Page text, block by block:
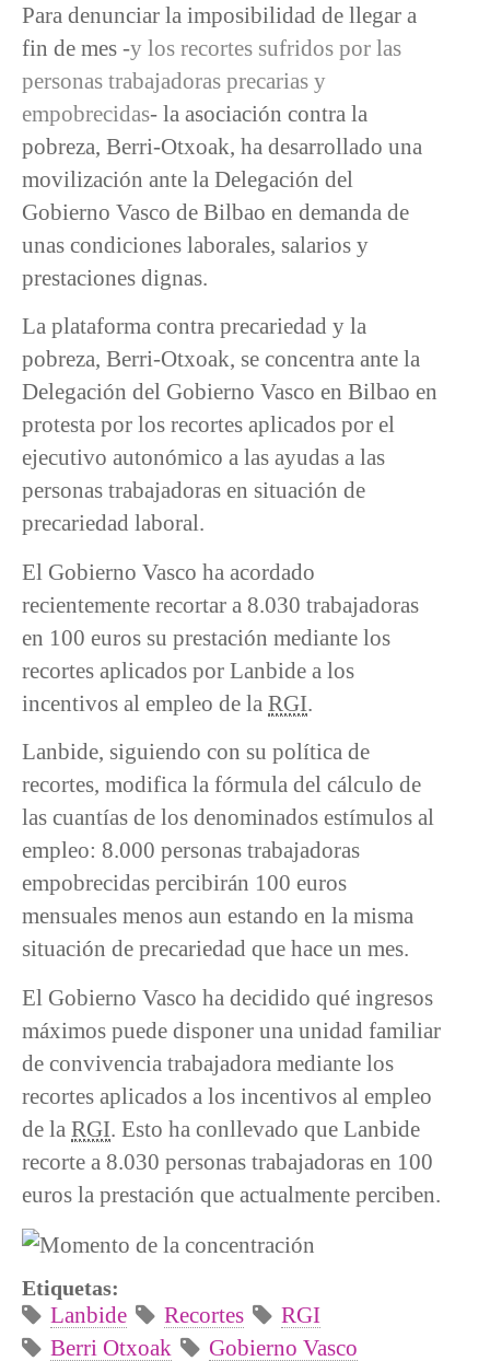
Para denunciar la imposibilidad de llegar a
fin de mes -y los recortes sufridos por las
personas trabajadoras precarias y
empobrecidas- la asociación contra la
pobreza, Berri-Otxoak, ha desarrollado una
movilización ante la Delegación del
Gobierno Vasco de Bilbao en demanda de
unas condiciones laborales, salarios y
prestaciones dignas.
La plataforma contra precariedad y la
pobreza, Berri-Otxoak, se concentra ante la
Delegación del Gobierno Vasco en Bilbao en
protesta por los recortes aplicados por el
ejecutivo autonómico a las ayudas a las
personas trabajadoras en situación de
precariedad laboral.
El Gobierno Vasco ha acordado
recientemente recortar a 8.030 trabajadoras
en 100 euros su prestación mediante los
recortes aplicados por Lanbide a los
incentivos al empleo de la RGI.
Lanbide, siguiendo con su política de
recortes, modifica la fórmula del cálculo de
las cuantías de los denominados estímulos al
empleo: 8.000 personas trabajadoras
empobrecidas percibirán 100 euros
mensuales menos aun estando en la misma
situación de precariedad que hace un mes.
El Gobierno Vasco ha decidido qué ingresos
máximos puede disponer una unidad familiar
de convivencia trabajadora mediante los
recortes aplicados a los incentivos al empleo
de la RGI. Esto ha conllevado que Lanbide
recorte a 8.030 personas trabajadoras en 100
euros la prestación que actualmente perciben.
Etiquetas:
Lanbide Recortes
RGI
Berri Otxoak
Gobierno Vasco